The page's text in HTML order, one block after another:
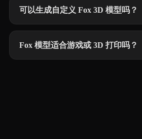
可以生成自定义 Fox 3D 模型吗？
Fox 模型适合游戏或 3D 打印吗？